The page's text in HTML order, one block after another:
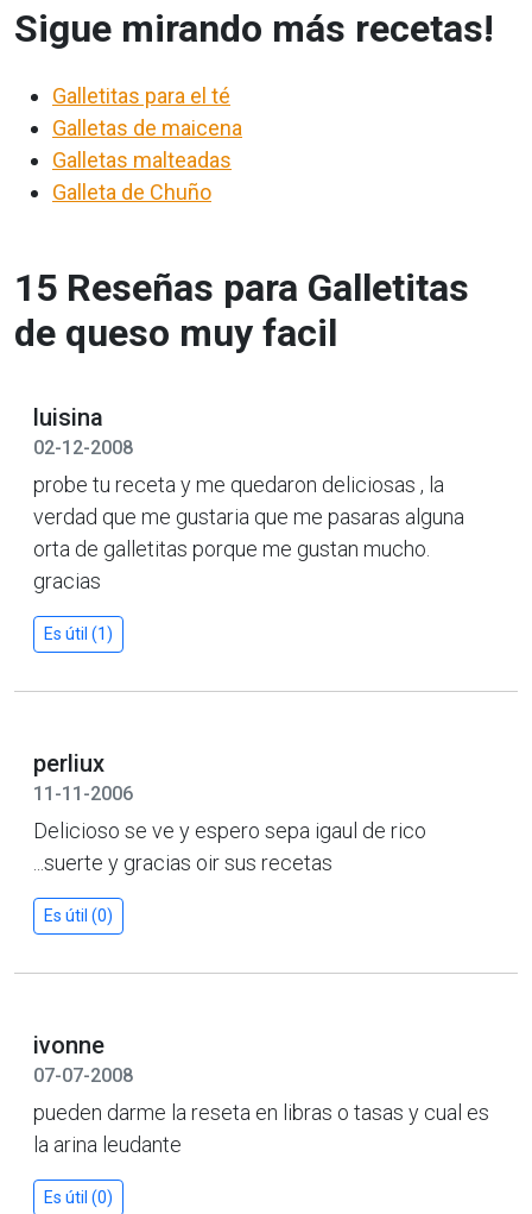
Sigue mirando más recetas!
Galletitas para el té
Galletas de maicena
Galletas malteadas
Galleta de Chuño
15 Reseñas para Galletitas
de queso muy facil
luisina
02-12-2008
probe tu receta y me quedaron deliciosas , la
verdad que me gustaria que me pasaras alguna
orta de galletitas porque me gustan mucho.
gracias
Es útil (1)
perliux
11-11-2006
Delicioso se ve y espero sepa igaul de rico
...suerte y gracias oir sus recetas
Es útil (0)
ivonne
07-07-2008
pueden darme la reseta en libras o tasas y cual es
la arina leudante
Es útil (0)